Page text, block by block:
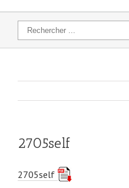
2705self
2705self